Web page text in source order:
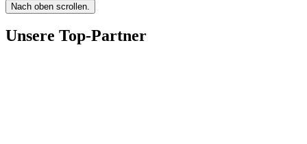
Nach oben scrollen.
Unsere Top-Partner